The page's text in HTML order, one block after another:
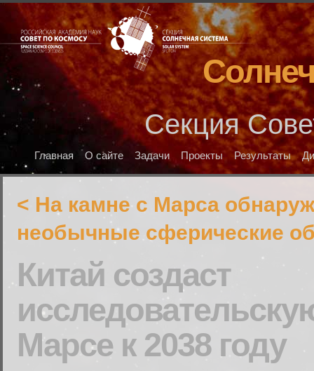
Секция
Главная О сайте Задачи Проекты Результаты
< На камне с Марса
необычные сферические
Китай создаст
Марсе к 2038 году